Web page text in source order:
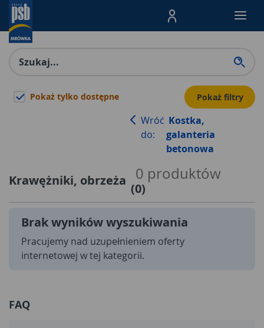
Menu Produktów,
Pokaż tylko dostępne Pokaż filtry
Wróć
do:
Kostka,
galanteria
betonowa
Krawężniki, obrzeża 0 produktów
(0)
Brak wyników wyszukiwania
Pracujemy nad uzupełnieniem oferty
internetowej w tej kategorii.
FAQ